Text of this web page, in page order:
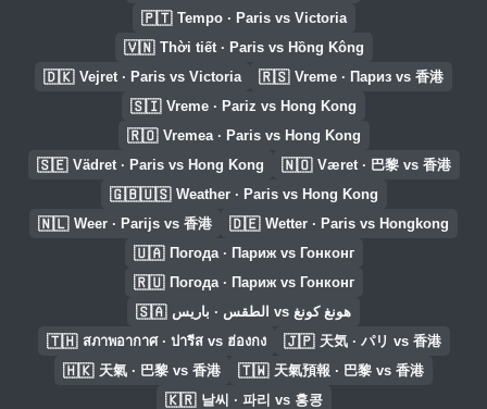
🇵🇹 Tempo · Paris vs Victoria
🇻🇳 Thời tiết · Paris vs Hồng Kông
🇩🇰 Vejret · Paris vs Victoria 🇷🇸 Vreme · Париз vs 香港
🇸🇮 Vreme · Pariz vs Hong Kong
🇷🇴 Vremea · Paris vs Hong Kong
🇸🇪 Vädret · Paris vs Hong Kong 🇳🇴 Været · 巴黎 vs 香港
🇬🇧🇺🇸 Weather · Paris vs Hong Kong
🇳🇱 Weer · Parijs vs 香港 🇩🇪 Wetter · Paris vs Hongkong
🇺🇦 Погода · Париж vs Гонконг
🇷🇺 Погода · Париж vs Гонконг
🇸🇦 الطقس · باريس vs هونغ كونغ
🇹🇭 สภาพอากาศ · ปารีส vs ฮ่องกง 🇯🇵 天気 · パリ vs 香港
🇭🇰 天氣 · 巴黎 vs 香港 🇹🇼 天氣預報 · 巴黎 vs 香港
🇰🇷 날씨 · 파리 vs 홍콩